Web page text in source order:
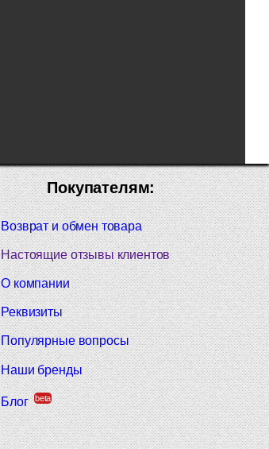
Покупателям:
Возврат и обмен товара
Настоящие отзывы клиентов
О компании
Реквизиты
Популярные вопросы
Наши бренды
Блог beta